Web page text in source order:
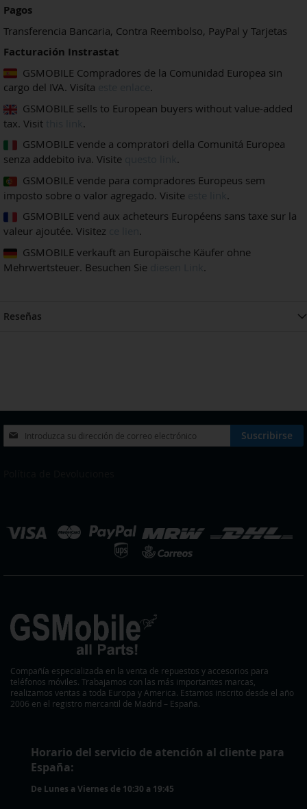
Pagos
Transferencia Bancaria, Contra Reembolso, PayPal y Tarjetas
Facturación Instrastat
GSMOBILE Compradores de la Comunidad Europea sin
cargo del IVA. Visíta
.
GSMOBILE sells to European buyers without value-added
tax. Visit
.
GSMOBILE vende a compratori della Comunitá Europea
senza addebito iva. Visite
.
GSMOBILE vende para compradores Europeus sem
imposto sobre o valor agregado. Visite
.
GSMOBILE vend aux acheteurs Européens sans taxe sur la
valeur ajoutée. Visitez
.
GSMOBILE verkauft an Europäische Käufer ohne
Mehrwertsteuer. Besuchen Sie
.
Reseñas
Inscríbase
a
Suscribirse
Compañía especializada en la venta de repuestos y accesorios para
teléfonos móviles. Trabajamos con las más importantes marcas,
realizamos ventas a toda Europa y America. Estamos inscrito desde el año
2006 en el registro mercantil de Madrid – España.
Horario del servicio de atención al cliente para
España:
De Lunes a Viernes de 10:30 a 19:45